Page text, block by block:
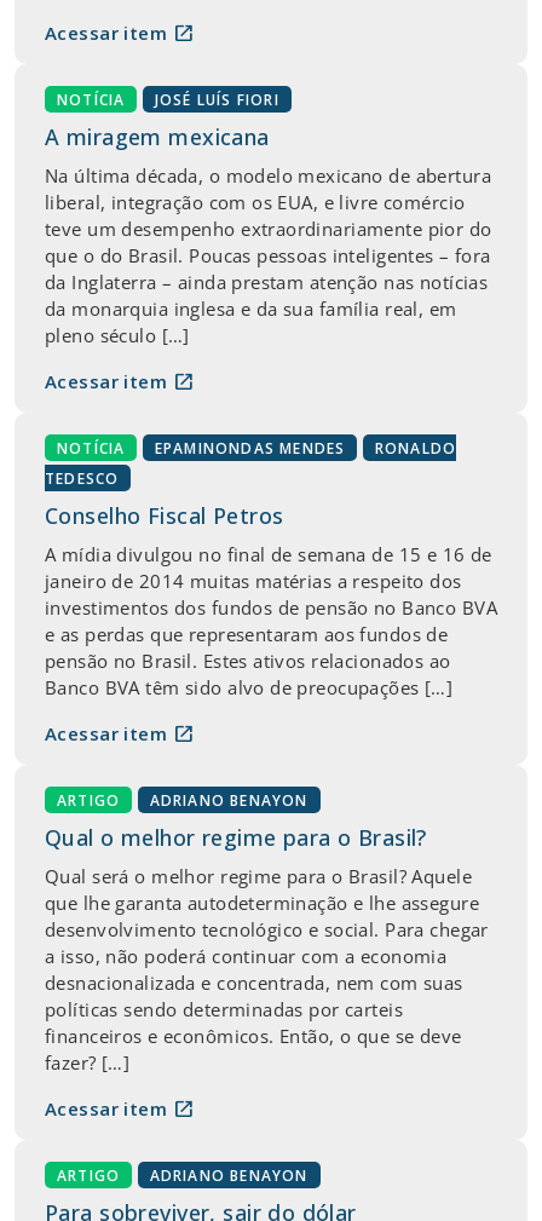
Acessar item open_in_new
NOTÍCIA JOSÉ LUÍS FIORI
A miragem mexicana
Na última década, o modelo mexicano de abertura
liberal, integração com os EUA, e livre comércio
teve um desempenho extraordinariamente pior do
que o do Brasil. Poucas pessoas inteligentes – fora
da Inglaterra – ainda prestam atenção nas notícias
da monarquia inglesa e da sua família real, em
pleno século […]
Acessar item open_in_new
NOTÍCIA EPAMINONDAS MENDES
RONALDO
TEDESCO
Conselho Fiscal Petros
A mídia divulgou no final de semana de 15 e 16 de
janeiro de 2014 muitas matérias a respeito dos
investimentos dos fundos de pensão no Banco BVA
e as perdas que representaram aos fundos de
pensão no Brasil. Estes ativos relacionados ao
Banco BVA têm sido alvo de preocupações […]
Acessar item open_in_new
ARTIGO ADRIANO BENAYON
Qual o melhor regime para o Brasil?
Qual será o melhor regime para o Brasil? Aquele
que lhe garanta autodeterminação e lhe assegure
desenvolvimento tecnológico e social. Para chegar
a isso, não poderá continuar com a economia
desnacionalizada e concentrada, nem com suas
políticas sendo determinadas por carteis
financeiros e econômicos. Então, o que se deve
fazer? […]
Acessar item open_in_new
ARTIGO ADRIANO BENAYON
Para sobreviver, sair do dólar